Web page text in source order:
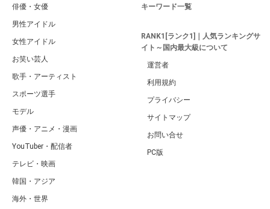
俳優・女優
男性アイドル
女性アイドル
お笑い芸人
歌手・アーティスト
スポーツ選手
モデル
声優・アニメ・漫画
YouTuber・配信者
テレビ・映画
韓国・アジア
海外・世界
キーワード一覧
RANK1[ランク1]｜人気ランキングサ
イト～国内最大級について
運営者
利用規約
プライバシー
サイトマップ
お問い合せ
PC版